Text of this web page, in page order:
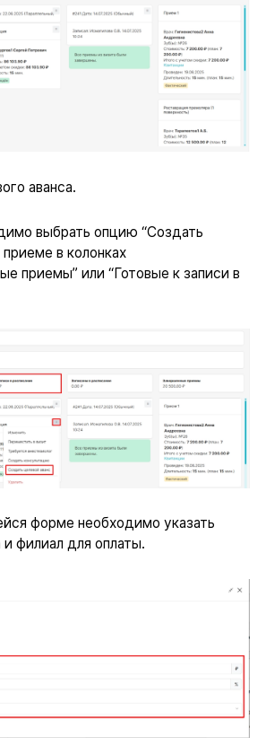
аванса.
выбрать опцию “Создать
в колонках
приемы” или “Готовые к записи в
форме необходимо указать
филиал для оплаты.